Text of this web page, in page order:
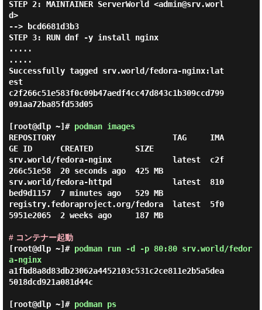
STEP 2: MAINTAINER ServerWorld <admin@srv.worl
d>
--> bcd6681d3b3
STEP 3: RUN dnf -y install nginx
.....
.....
Successfully tagged srv.world/fedora-nginx:lat
est
c2f266c51e583f0c09b47aedf4cc47d843c1b309ccd799
091aa72ba85fd53d05
[root@dlp ~]# podman images
REPOSITORY                         TAG     IMA
GE ID      CREATED         SIZE
srv.world/fedora-nginx             latest  c2f
266c51e58  20 seconds ago  425 MB
srv.world/fedora-httpd             latest  810
bed9d1157  7 minutes ago   529 MB
registry.fedoraproject.org/fedora  latest  5f0
5951e2065  2 weeks ago     187 MB
# コンテナー起動
[root@dlp ~]# podman run -d -p 80:80 srv.world/fedor
a-nginx
a1fbd8a8d83db23062a4452103c531c2ce811e2b5a5dea
5018dcd921a081d44c
[root@dlp ~]# podman ps